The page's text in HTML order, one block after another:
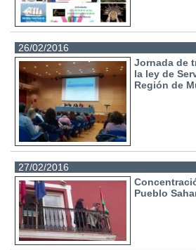
26/02/2016
Jornada de
la ley de
Región de
27/02/2016
Pueblo